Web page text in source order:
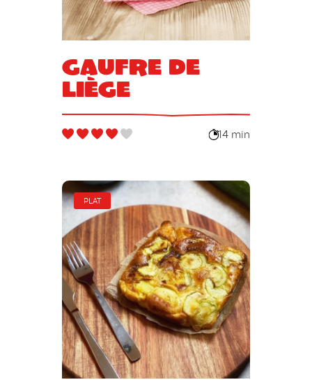
Gaufre de
liège
14 min
PLAT